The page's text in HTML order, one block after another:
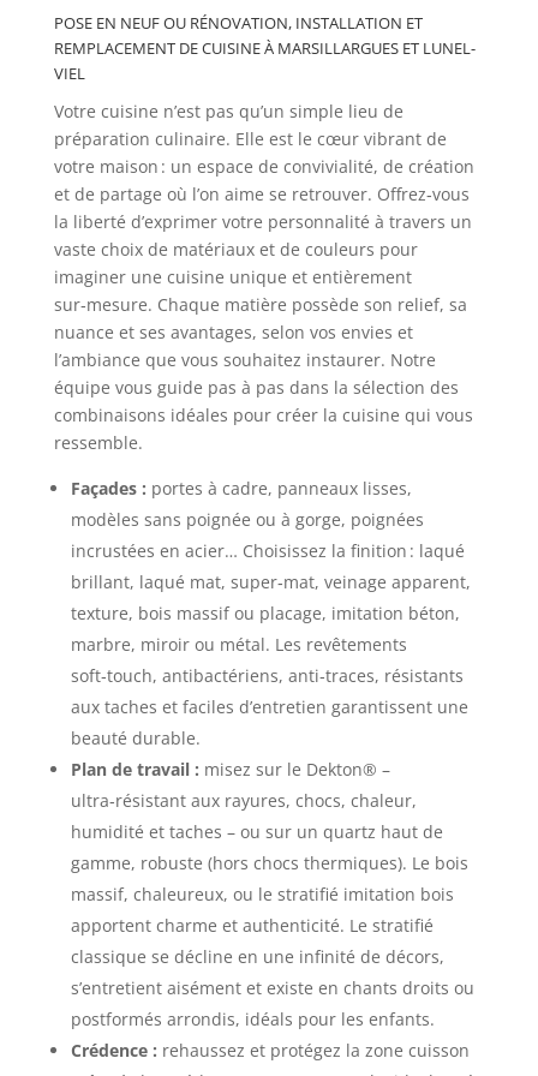
POSE EN NEUF OU RÉNOVATION, INSTALLATION ET
REMPLACEMENT DE CUISINE À MARSILLARGUES ET LUNEL-
VIEL
Votre cuisine n’est pas qu’un simple lieu de
préparation culinaire. Elle est le cœur vibrant de
votre maison : un espace de convivialité, de création
et de partage où l’on aime se retrouver. Offrez‑vous
la liberté d’exprimer votre personnalité à travers un
vaste choix de matériaux et de couleurs pour
imaginer une cuisine unique et entièrement
sur‑mesure. Chaque matière possède son relief, sa
nuance et ses avantages, selon vos envies et
l’ambiance que vous souhaitez instaurer. Notre
équipe vous guide pas à pas dans la sélection des
combinaisons idéales pour créer la cuisine qui vous
ressemble.
Façades : portes à cadre, panneaux lisses,
modèles sans poignée ou à gorge, poignées
incrustées en acier… Choisissez la finition : laqué
brillant, laqué mat, super‑mat, veinage apparent,
texture, bois massif ou placage, imitation béton,
marbre, miroir ou métal. Les revêtements
soft‑touch, antibactériens, anti‑traces, résistants
aux taches et faciles d’entretien garantissent une
beauté durable.
Plan de travail : misez sur le Dekton® –
ultra‑résistant aux rayures, chocs, chaleur,
humidité et taches – ou sur un quartz haut de
gamme, robuste (hors chocs thermiques). Le bois
massif, chaleureux, ou le stratifié imitation bois
apportent charme et authenticité. Le stratifié
classique se décline en une infinité de décors,
s’entretient aisément et existe en chants droits ou
postformés arrondis, idéals pour les enfants.
Crédence : rehaussez et protégez la zone cuisson